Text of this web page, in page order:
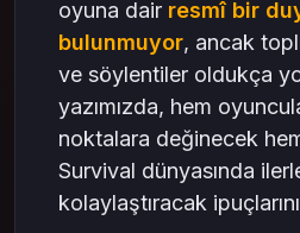
oyuna dair resmî bir
bulunmuyor, ancak
ve söylentiler oldukça
yazımızda, hem
noktalara değinecek
Survival dünyasında
kolaylaştıracak